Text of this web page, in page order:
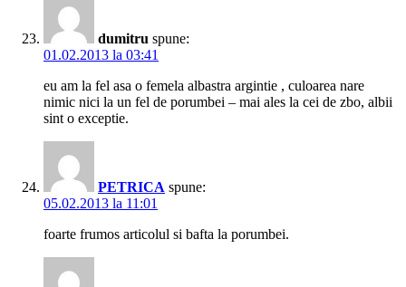
dumitru spune:
01.02.2013 la 03:41
eu am la fel asa o femela albastra argintie , culoarea nare
nimic nici la un fel de porumbei – mai ales la cei de zbo, albii
sint o exceptie.
PETRICA spune:
05.02.2013 la 11:01
foarte frumos articolul si bafta la porumbei.